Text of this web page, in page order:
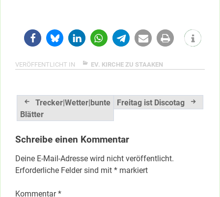
VERÖFFENTLICHT IN EV. KIRCHE ZU STAAKEN
Beitragsnavigation
Trecker|Wetter|bunte
Blätter
Freitag ist Discotag
Schreibe einen Kommentar
Deine E-Mail-Adresse wird nicht veröffentlicht.
Erforderliche Felder sind mit * markiert
Kommentar*